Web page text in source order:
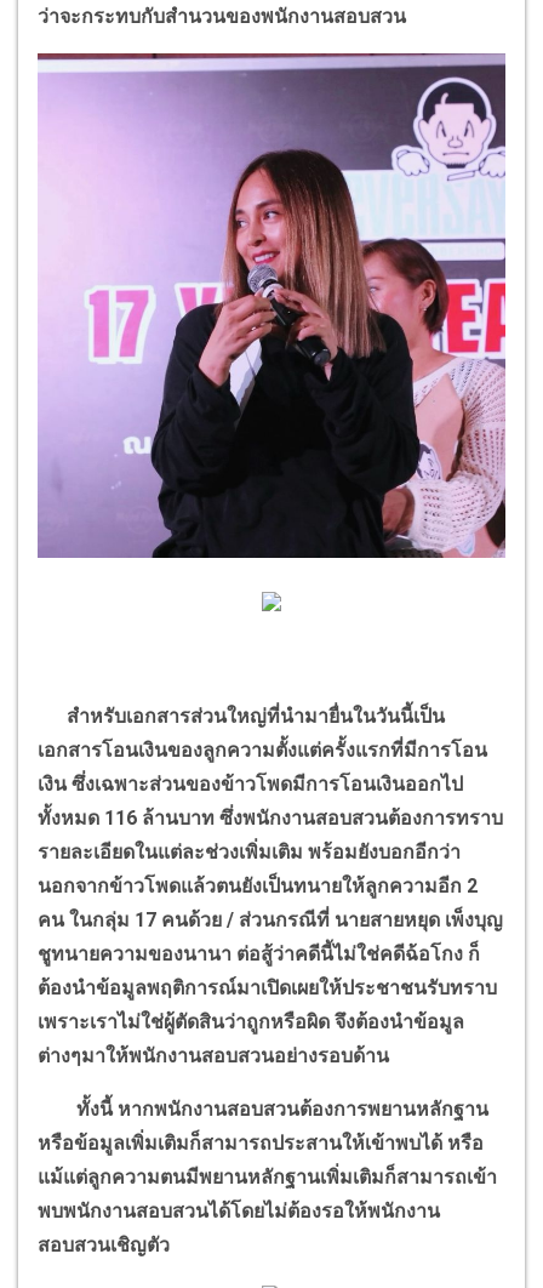
ว่าจะกระทบกับสำนวนของพนักงานสอบสวน
สำหรับเอกสารส่วนใหญ่ที่นำมายื่นในวันนี้เป็น
เอกสารโอนเงินของลูกความตั้งแต่ครั้งแรกที่มีการโอน
เงิน ซึ่งเฉพาะส่วนของข้าวโพดมีการโอนเงินออกไป
ทั้งหมด 116 ล้านบาท ซึ่งพนักงานสอบสวนต้องการทราบ
รายละเอียดในแต่ละช่วงเพิ่มเติม พร้อมยังบอกอีกว่า
นอกจากข้าวโพดแล้วตนยังเป็นทนายให้ลูกความอีก 2
คน ในกลุ่ม 17 คนด้วย / ส่วนกรณีที่ นายสายหยุด เพ็งบุญ
ชูทนายความของนานา ต่อสู้ว่าคดีนี้ไม่ใช่คดีฉ้อโกง ก็
ต้องนำข้อมูลพฤติการณ์มาเปิดเผยให้ประชาชนรับทราบ
เพราะเราไม่ใช่ผู้ตัดสินว่าถูกหรือผิด จึงต้องนำข้อมูล
ต่างๆมาให้พนักงานสอบสวนอย่างรอบด้าน
ทั้งนี้ หากพนักงานสอบสวนต้องการพยานหลักฐาน
หรือข้อมูลเพิ่มเติมก็สามารถประสานให้เข้าพบได้ หรือ
แม้แต่ลูกความตนมีพยานหลักฐานเพิ่มเติมก็สามารถเข้า
พบพนักงานสอบสวนได้โดยไม่ต้องรอให้พนักงาน
สอบสวนเชิญตัว